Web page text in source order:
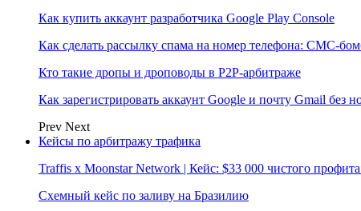
Как купить аккаунт разработчика Google Play Console
Как сделать рассылку спама на номер телефона: СМС-
Кто такие дропы и дроповоды в P2P-арбитраже
Как зарегистрировать аккаунт Google и почту Gmail без
Prev Next
Кейсы по арбитражу трафика
Traffis x Moonstar Network | Кейс: $33 000 чистого
Схемный кейс по заливу на Бразилию